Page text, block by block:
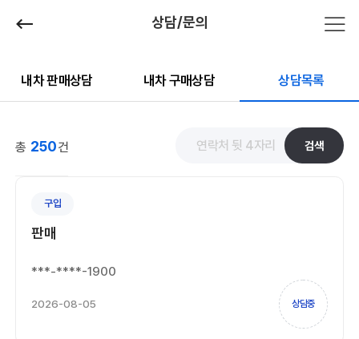
상담/문의
내차 판매상담 내차 구매상담 상담목록
총 250건 검색
구입
판매
***-****-1900
2026-08-05 상담중